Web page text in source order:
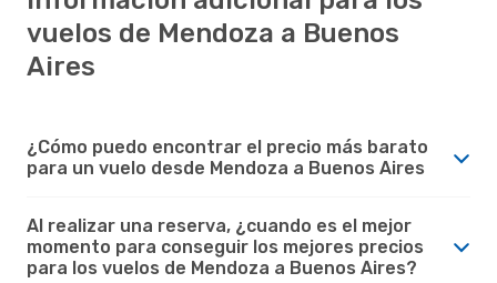
vuelos de Mendoza a Buenos
Aires
¿Cómo puedo encontrar el precio más barato
para un vuelo desde Mendoza a Buenos Aires
Al realizar una reserva, ¿cuando es el mejor
momento para conseguir los mejores precios
para los vuelos de Mendoza a Buenos Aires?